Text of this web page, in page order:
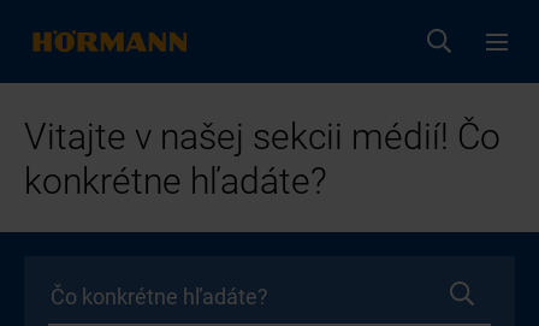
Vitajte v našej sekcii médií! Čo
konkrétne hľadáte?